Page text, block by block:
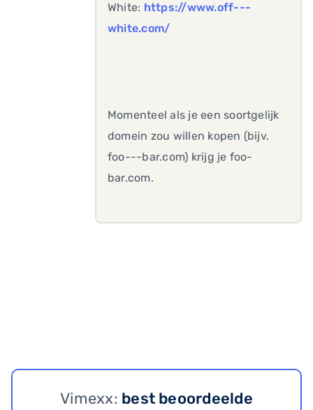
White: https://www.off---
white.com/
Momenteel als je een soortgelijk
domein zou willen kopen (bijv.
foo---bar.com) krijg je foo-
bar.com.
Vimexx: best beoordeelde